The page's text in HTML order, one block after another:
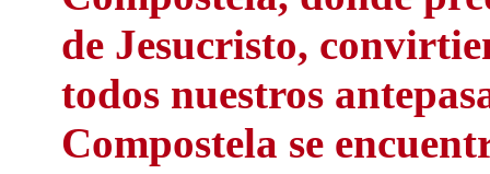
de Jesucristo,
todos nuestros
Compostela se